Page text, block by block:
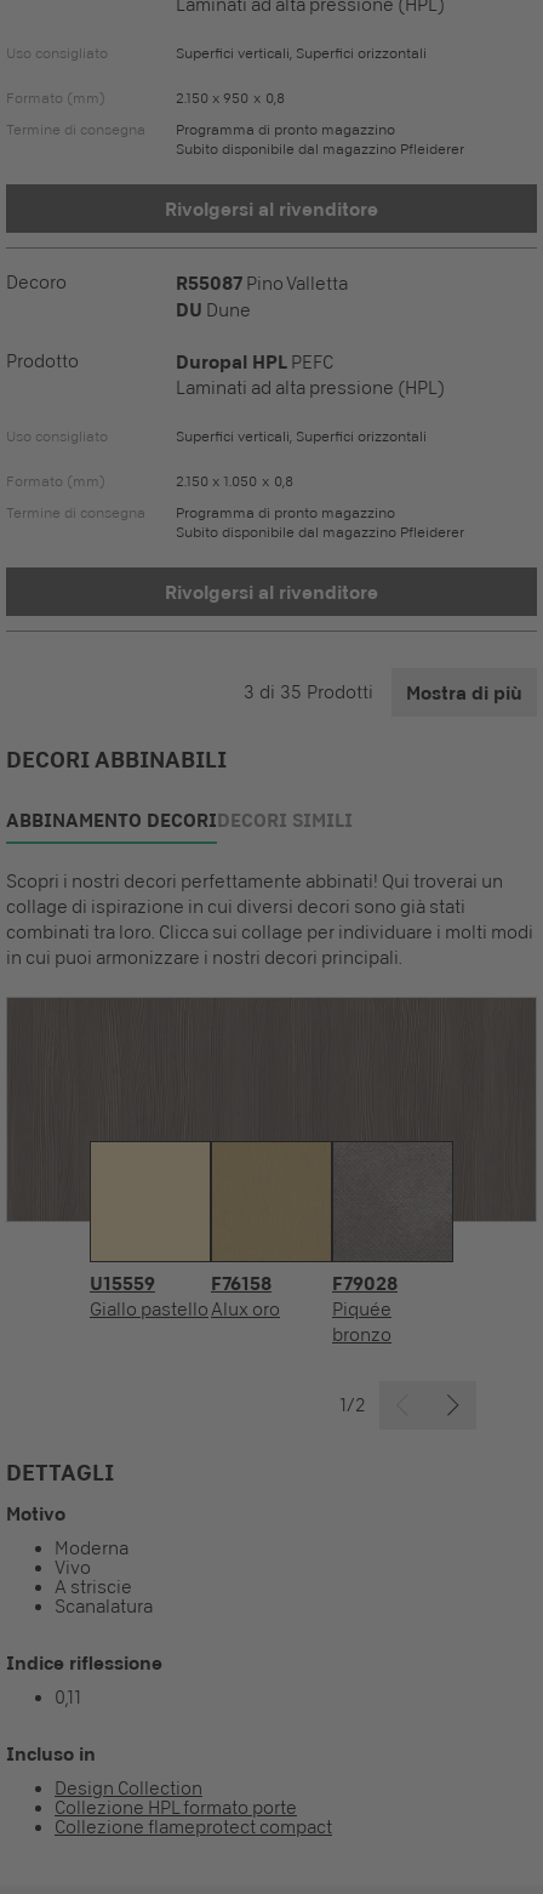
Laminati ad alta pressione (HPL)
Uso consigliato Superfici verticali, Superfici orizzontali
Formato (mm)
2.150 x 950 x 0,8
Termine di consegna
Programma di pronto magazzino
Subito disponibile dal magazzino Pfleiderer
Rivolgersi al rivenditore
Decoro R55087 Pino Valletta
DU Dune
Prodotto Duropal HPL PEFC
Laminati ad alta pressione (HPL)
Uso consigliato Superfici verticali, Superfici orizzontali
Formato (mm)
2.150 x 1.050 x 0,8
Termine di consegna
Programma di pronto magazzino
Subito disponibile dal magazzino Pfleiderer
Rivolgersi al rivenditore
3 di 35 Prodotti Mostra di più
DECORI ABBINABILI
ABBINAMENTO DECORIDECORI SIMILI
Scopri i nostri decori perfettamente abbinati! Qui troverai un
collage di ispirazione in cui diversi decori sono già stati
combinati tra loro. Clicca sui collage per individuare i molti modi
in cui puoi armonizzare i nostri decori principali.
U15559
Giallo pastello
F76158
Alux oro
F79028
Piquée
bronzo
1/2
DETTAGLI
Motivo
Moderna
Vivo
A striscie
Scanalatura
Indice riflessione
0,11
Incluso in
Design Collection
Collezione HPL formato porte
Collezione flameprotect compact